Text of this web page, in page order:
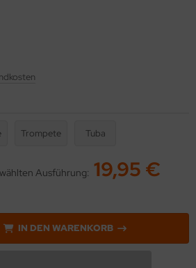
Trompete Tuba
Ausführung: 19,95 €
IN DEN WARENKORB